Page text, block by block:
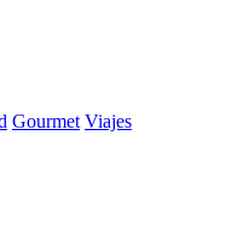
Gourmet Viajes